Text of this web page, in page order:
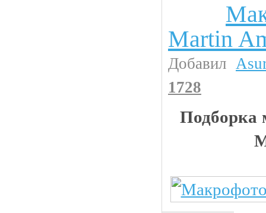
Martin
Добавил
1728
Подборка